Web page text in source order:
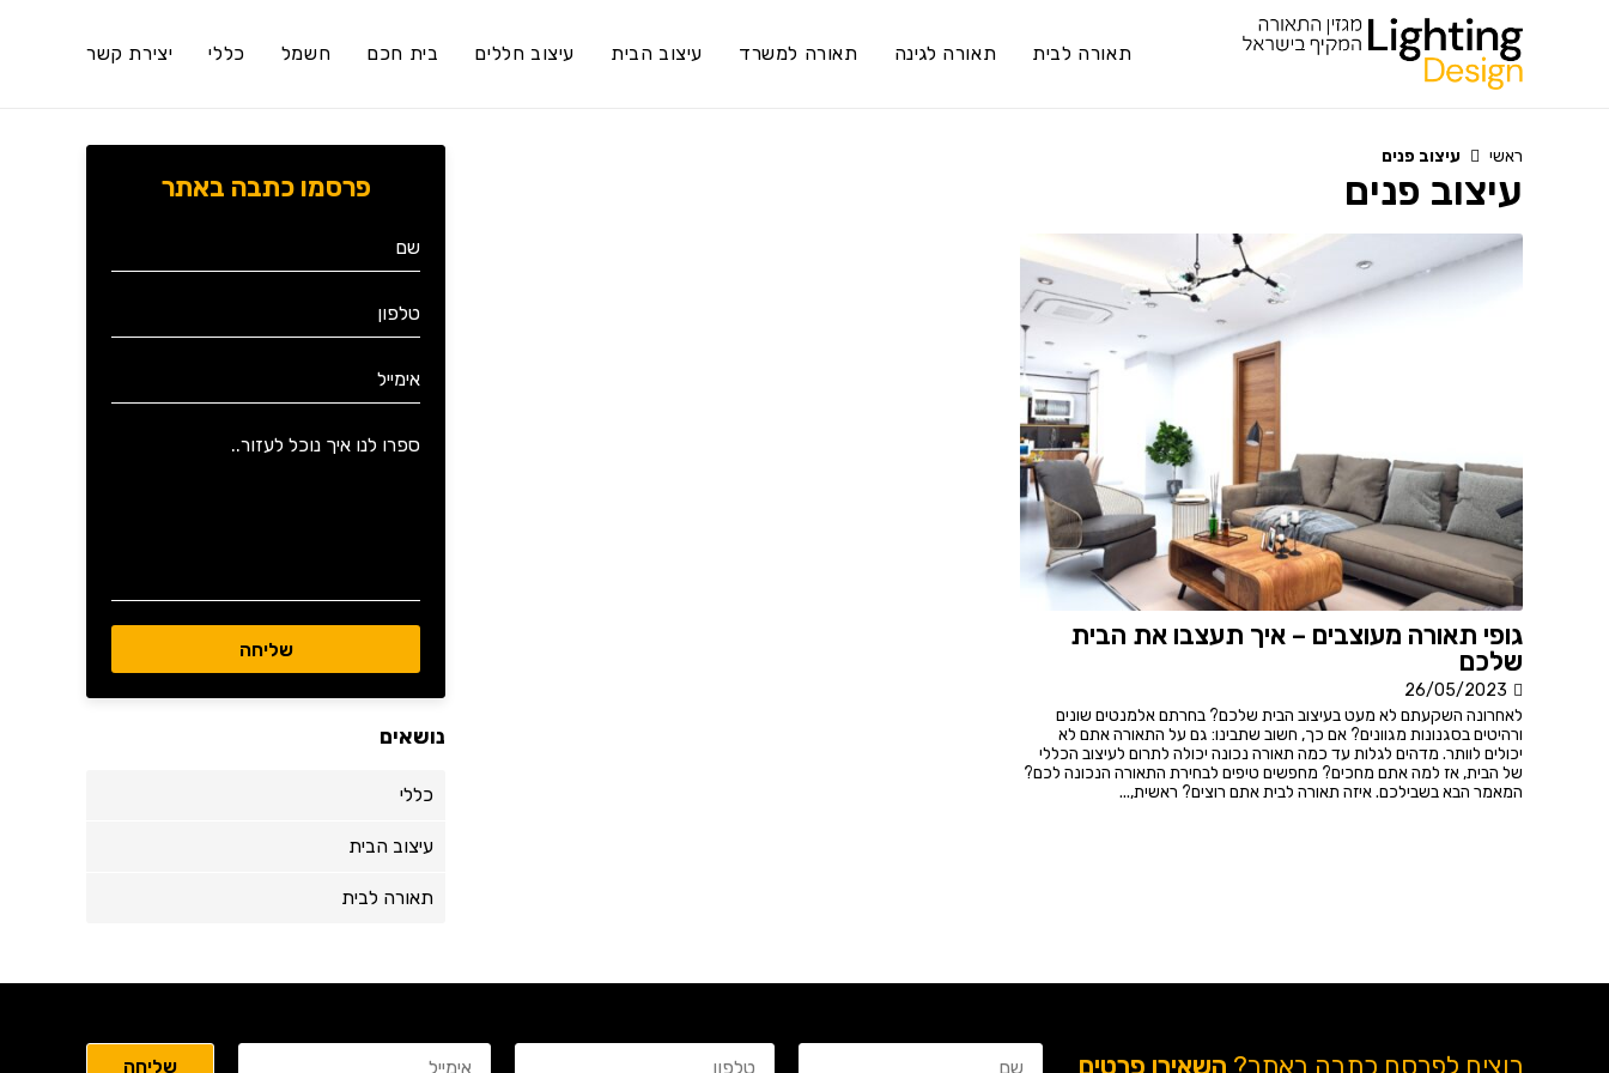
תאורה לבית תאורה לגינה תאורה למשרד עיצוב הבית עיצוב חללים בית חכם חשמל כללי יצירת קשר
ראשי עיצוב פנים
עיצוב פנים
גופי תאורה מעוצבים – איך תעצבו את הבית
שלכם
26/05/2023
לאחרונה השקעתם לא מעט בעיצוב הבית שלכם? בחרתם אלמנטים שונים
ורהיטים בסגנונות מגוונים? אם כך, חשוב שתבינו: גם על התאורה אתם לא
יכולים לוותר. מדהים לגלות עד כמה תאורה נכונה יכולה לתרום לעיצוב הכללי
של הבית, אז למה אתם מחכים? מחפשים טיפים לבחירת התאורה הנכונה לכם?
המאמר הבא בשבילכם. איזה תאורה לבית אתם רוצים? ראשית,...
פרסמו כתבה באתר
נושאים
כללי
עיצוב הבית
תאורה לבית
רוצים לפרסם כתבה באתר? השאירו פרטים